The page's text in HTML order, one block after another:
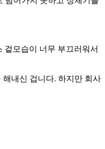
겉모습이 너무 부끄러워서
내신 겁니다. 하지만 회사